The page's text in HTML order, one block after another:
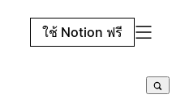
ใช้ Notion ฟรี